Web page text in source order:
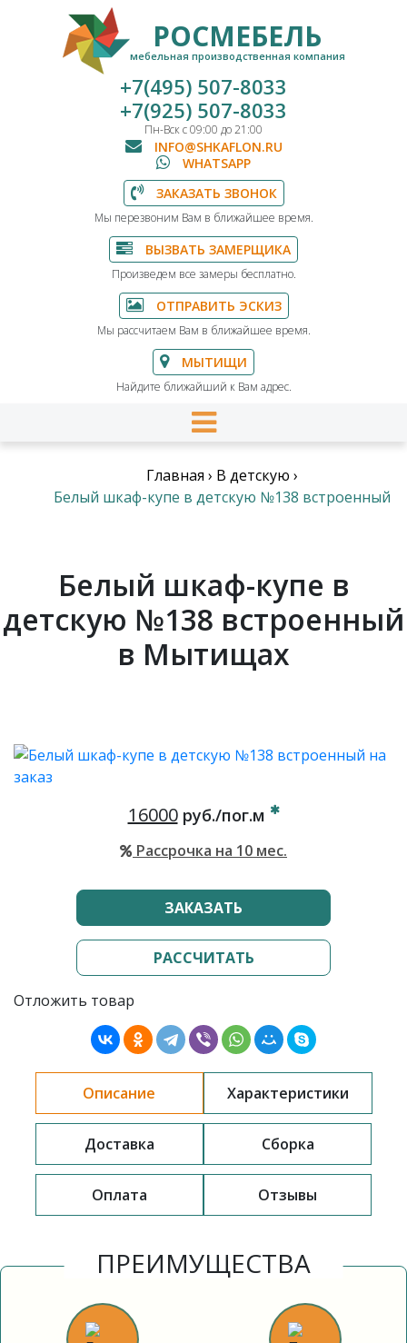
РОСМЕБЕЛЬ
мебельная производственная компания
+7(495) 507-8033
+7(925) 507-8033
Пн-Вск с 09:00 до 21:00
INFO@SHKAFLON.RU
WHATSAPP
ЗАКАЗАТЬ ЗВОНОК
Мы перезвоним Вам в ближайшее время.
ВЫЗВАТЬ ЗАМЕРЩИКА
Произведем все замеры бесплатно.
ОТПРАВИТЬ ЭСКИЗ
Мы рассчитаем Вам в ближайшее время.
МЫТИЩИ
Найдите ближайший к Вам адрес.
Главная › В детскую ›
Белый шкаф-купе в детскую №138 встроенный
Белый шкаф-купе в
детскую №138 встроенный
в Мытищах
16000руб./пог.м
Рассрочка на 10 мес.
ЗАКАЗАТЬ
РАССЧИТАТЬ
Отложить товар
Описание Характеристики
Доставка Сборка
Оплата Отзывы
ПРЕИМУЩЕСТВА